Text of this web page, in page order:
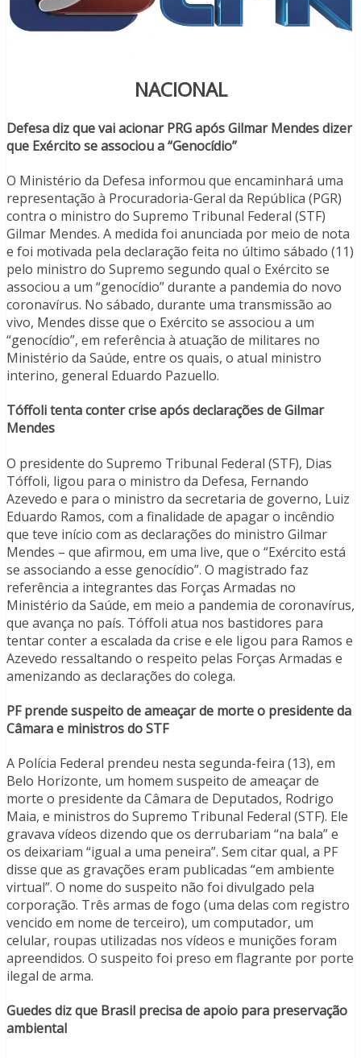
NACIONAL
Defesa diz que vai acionar PRG após Gilmar Mendes dizer
que Exército se associou a “Genocídio”
O Ministério da Defesa informou que encaminhará uma
representação à Procuradoria-Geral da República (PGR)
contra o ministro do Supremo Tribunal Federal (STF)
Gilmar Mendes. A medida foi anunciada por meio de nota
e foi motivada pela declaração feita no último sábado (11)
pelo ministro do Supremo segundo qual o Exército se
associou a um “genocídio” durante a pandemia do novo
coronavírus. No sábado, durante uma transmissão ao
vivo, Mendes disse que o Exército se associou a um
“genocídio”, em referência à atuação de militares no
Ministério da Saúde, entre os quais, o atual ministro
interino, general Eduardo Pazuello.
Tóffoli tenta conter crise após declarações de Gilmar
Mendes
O presidente do Supremo Tribunal Federal (STF), Dias
Tóffoli, ligou para o ministro da Defesa, Fernando
Azevedo e para o ministro da secretaria de governo, Luiz
Eduardo Ramos, com a finalidade de apagar o incêndio
que teve início com as declarações do ministro Gilmar
Mendes – que afirmou, em uma live, que o “Exército está
se associando a esse genocídio”. O magistrado faz
referência a integrantes das Forças Armadas no
Ministério da Saúde, em meio a pandemia de coronavírus,
que avança no país. Tóffoli atua nos bastidores para
tentar conter a escalada da crise e ele ligou para Ramos e
Azevedo ressaltando o respeito pelas Forças Armadas e
amenizando as declarações do colega.
PF prende suspeito de ameaçar de morte o presidente da
Câmara e ministros do STF
A Polícia Federal prendeu nesta segunda-feira (13), em
Belo Horizonte, um homem suspeito de ameaçar de
morte o presidente da Câmara de Deputados, Rodrigo
Maia, e ministros do Supremo Tribunal Federal (STF). Ele
gravava vídeos dizendo que os derrubariam “na bala” e
os deixariam “igual a uma peneira”. Sem citar qual, a PF
disse que as gravações eram publicadas “em ambiente
virtual”. O nome do suspeito não foi divulgado pela
corporação. Três armas de fogo (uma delas com registro
vencido em nome de terceiro), um computador, um
celular, roupas utilizadas nos vídeos e munições foram
apreendidos. O suspeito foi preso em flagrante por porte
ilegal de arma.
Guedes diz que Brasil precisa de apoio para preservação
ambiental